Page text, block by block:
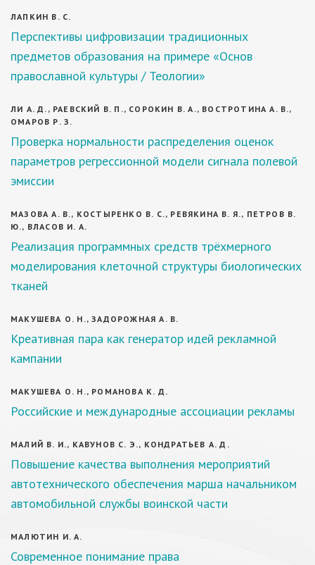
ЛАПКИН В. С.
Перспективы цифровизации традиционных
предметов образования на примере «Основ
православной культуры / Теологии»
ЛИ А. Д., РАЕВСКИЙ В. П., СОРОКИН В. А., ВОСТРОТИНА А. В.,
ОМАРОВ Р. З.
Проверка нормальности распределения оценок
параметров регрессионной модели сигнала полевой
эмиссии
МАЗОВА А. В., КОСТЫРЕНКО В. С., РЕВЯКИНА В. Я., ПЕТРОВ В.
Ю., ВЛАСОВ И. А.
Реализация программных средств трёхмерного
моделирования клеточной структуры биологических
тканей
МАКУШЕВА О. Н., ЗАДОРОЖНАЯ А. В.
Креативная пара как генератор идей рекламной
кампании
МАКУШЕВА О. Н., РОМАНОВА К. Д.
Российские и международные ассоциации рекламы
МАЛИЙ В. И., КАВУНОВ С. Э., КОНДРАТЬЕВ А. Д.
Повышение качества выполнения мероприятий
автотехнического обеспечения марша начальником
автомобильной службы воинской части
МАЛЮТИН И. А.
Современное понимание права